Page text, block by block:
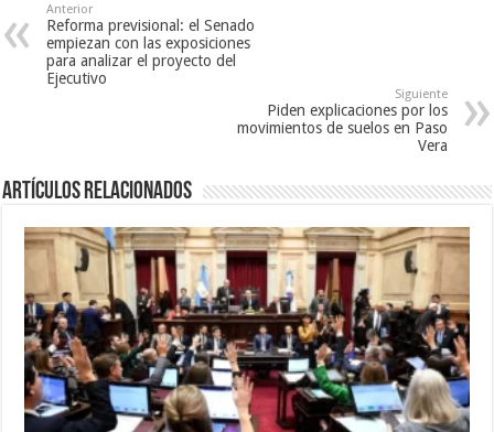
Anterior
Reforma previsional: el Senado
empiezan con las exposiciones
para analizar el proyecto del
Ejecutivo
Siguiente
Piden explicaciones por los
movimientos de suelos en Paso
Vera
Artículos Relacionados